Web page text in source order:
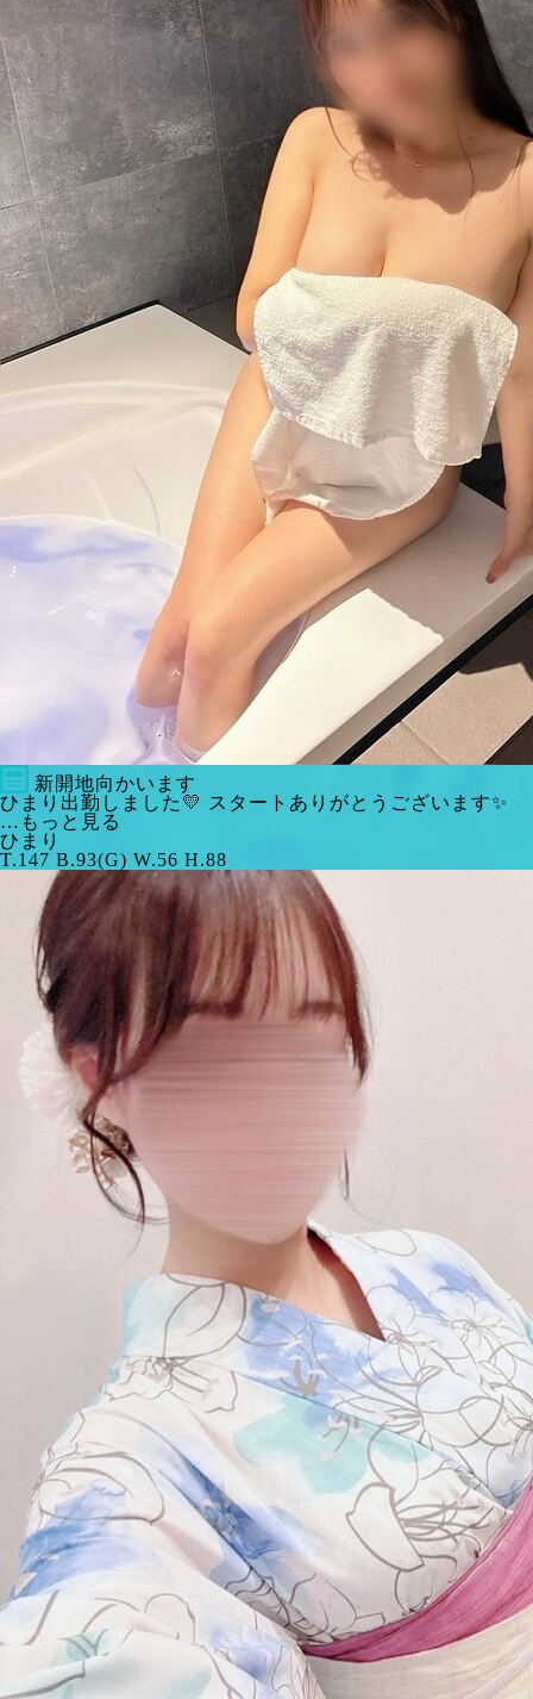
新開地向かいます
ひまり出勤しました💛 スタートありがとうございます✨
…もっと見る
ひまり
T.147 B.93(G) W.56 H.88